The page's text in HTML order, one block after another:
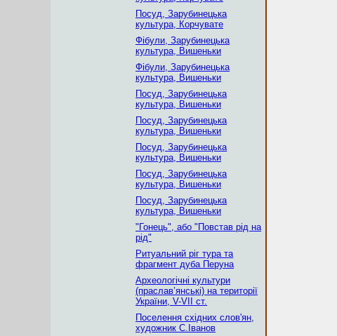
Посуд, Зарубинецька
культура, Корчувате
Фібули, Зарубинецька
культура, Вишеньки
Фібули, Зарубинецька
культура, Вишеньки
Посуд, Зарубинецька
культура, Вишеньки
Посуд, Зарубинецька
культура, Вишеньки
Посуд, Зарубинецька
культура, Вишеньки
Посуд, Зарубинецька
культура, Вишеньки
Посуд, Зарубинецька
культура, Вишеньки
"Гонець", або "Повстав рід на
рід"
Ритуальний ріг тура та
фрагмент дуба Перуна
Археологічні культури
(праслав’янські) на території
України, V-VII ст.
Поселення східних слов'ян,
художник С.Іванов